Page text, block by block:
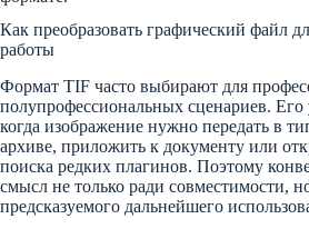
Как преобразовать графический файл
работы
Формат TIF часто выбирают для
полупрофессиональных сценариев. Его
когда изображение нужно передать в
архиве, приложить к документу или
поиска редких плагинов. Поэтому
смысл не только ради совместимости,
предсказуемого дальнейшего